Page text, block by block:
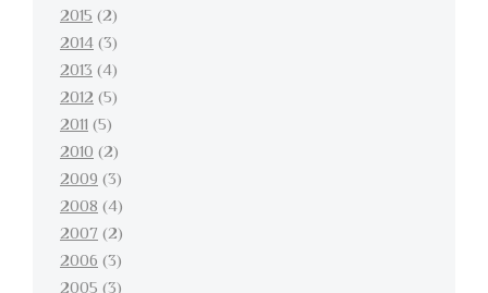
2015(2)
2014(3)
2013(4)
2012(5)
2011(5)
2010(2)
2009(3)
2008(4)
2007(2)
2006(3)